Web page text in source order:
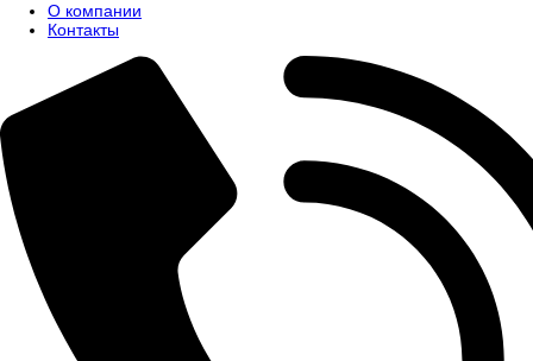
О компании
Контакты